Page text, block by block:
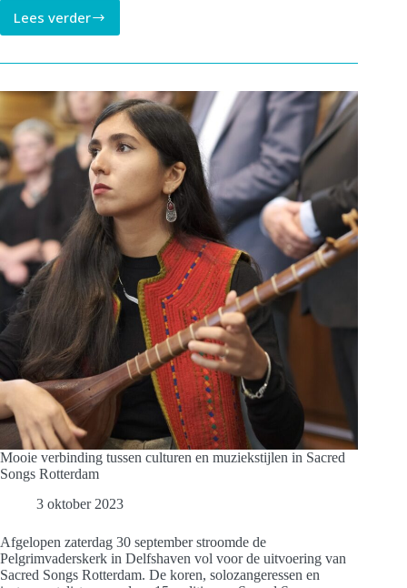
Lees verder
Enjoy
beautiful
of
Sacred
Songs
Rotterdam
Mooie verbinding tussen culturen en muziekstijlen in Sacred
Songs Rotterdam
3 oktober 2023
Afgelopen zaterdag 30 september stroomde de
Pelgrimvaderskerk in Delfshaven vol voor de uitvoering van
Sacred Songs Rotterdam. De koren, solozangeressen en